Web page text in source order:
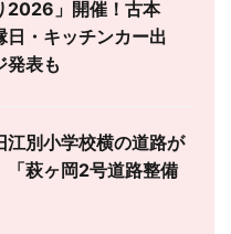
2026」開催！古本
日・キッチンカー出
発表も
江別小学校横の道路が
萩ヶ岡2号道路整備